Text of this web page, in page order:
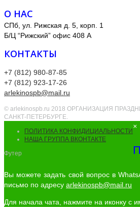
О НАС
СПб, ул. Рижская д. 5, корп. 1
Б/Ц “Рижский” офис 408 А
КОНТАКТЫ
+7 (812) 980-87-85
+7 (812) 923-17-26
arlekinospb@mail.ru
© arlekinospb.ru 2018 ОРГАНИЗАЦИЯ
САНКТ-ПЕТЕРБУРГЕ.
ПОЛИТИКА КОНФИДИЦИАЛЬНОСТИ
НАША ГРУППА ВКОНТАКТЕ
Футер
×
Вы можете задать свой вопрос в
письмо по адресу arlekinospb@mail.ru
Для начала чата, нажмите на иконку с